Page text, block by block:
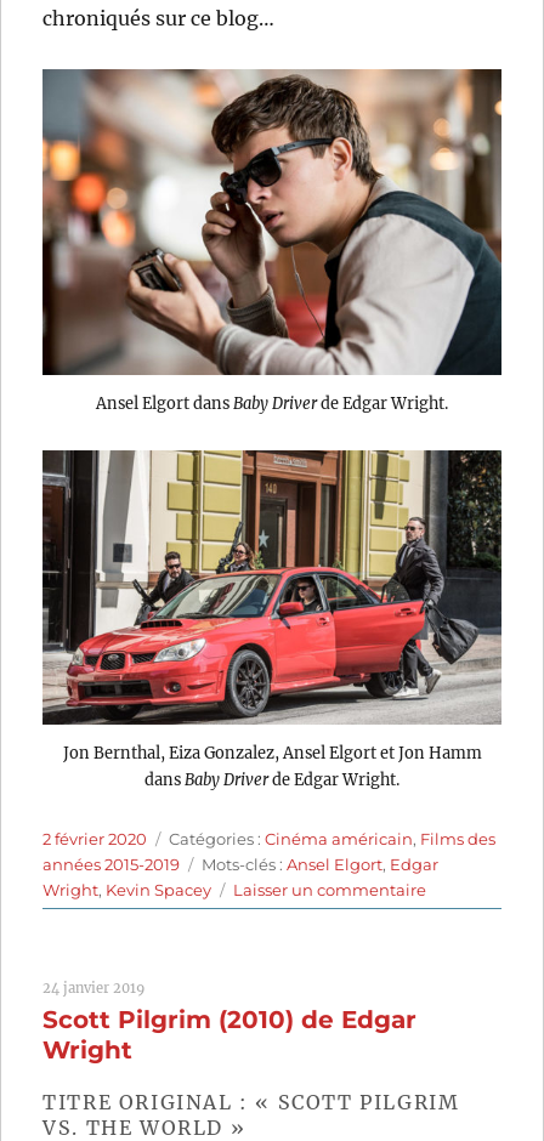
chroniqués sur ce blog…
Ansel Elgort dansBaby Driverde Edgar Wright.
Jon Bernthal, Eiza Gonzalez, Ansel Elgort et Jon Hamm
dansBaby Driverde Edgar Wright.
Publié
le
2 février 2020 Catégories
Catégories :Cinéma américain, Films des
années 2015-2019
Étiquettes
Mots-clés :Ansel Elgort, Edgar
Wright, Kevin Spacey Laisser un commentairesur
Baby
24 janvier 2019
Scott Pilgrim (2010) de Edgar
Wright
TITRE ORIGINAL : « SCOTT PILGRIM
VS. THE WORLD »